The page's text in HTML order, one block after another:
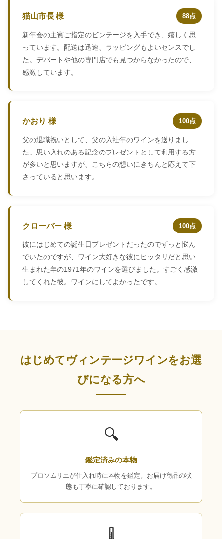
猫山市長 様 88点
新年会の主賓ご指定のビンテージを入手でき、嬉しく思
っています。配送は迅速、ラッピングもよいセンスでし
た。デパートや他の専門店でも見つからなかったので、
感激しています。
かおり 様 100点
父の退職祝いとして、父の入社年のワインを送りまし
た。思い入れのある記念のプレゼントとして利用する方
が多いと思いますが、こちらの想いにきちんと応えて下
さっていると思います。
クローバー 様 100点
彼にはじめての誕生日プレゼントだったのでずっと悩ん
でいたのですが、ワイン大好きな彼にピッタリだと思い
生まれた年の1971年のワインを選びました。すごく感激
してくれた彼。ワインにしてよかったです。
はじめてヴィンテージワインをお選
びになる方へ
🔍
鑑定済みの本物
プロソムリエが仕入れ時に本物を鑑定。お届け商品の状
態も丁寧に確認しております。